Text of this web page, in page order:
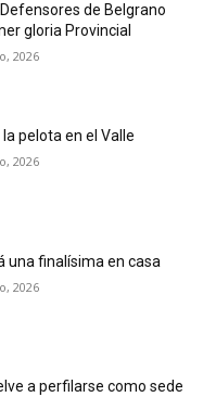
de Belgrano
gloria Provincial
2026
pelota en el Valle
2026
una finalísima en casa
2026
a perfilarse como sede